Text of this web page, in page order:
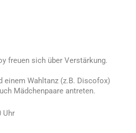
freuen sich über Verstärkung.
einem Wahltanz (z.B. Discofox)
Mädchenpaare antreten.
Uhr